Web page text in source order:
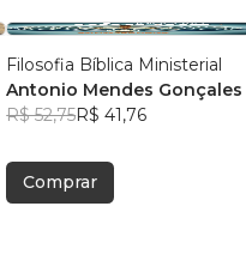
Filosofia Bíblica Ministerial
Antonio Mendes Gonçales
R$ 52,75R$ 41,76
Comprar